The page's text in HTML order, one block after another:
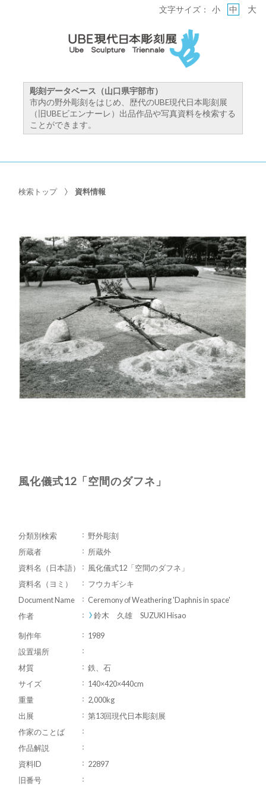
彫刻データベース（山口県宇部市）
市内の野外彫刻をはじめ、歴代のUBE現代日本彫刻展
（旧UBEビエンナーレ）出品作品や写真資料を検索する
ことができます。
文字サイズ： 小 中 大
検索トップ 資料情報
風化儀式12「空間のダフネ」
分類別検索
野外彫刻
所蔵者
所蔵外
資料名（日本語）
風化儀式12「空間のダフネ」
資料名（ヨミ）
フウカギシキ
Document Name
Ceremony of Weathering 'Daphnis in space'
作者
鈴木 久雄 SUZUKI Hisao
制作年
1989
設置場所
材質
鉄、石
サイズ
140×420×440cm
重量
2,000kg
出展
第13回現代日本彫刻展
作家のことば
作品解説
資料ID
22897
旧番号